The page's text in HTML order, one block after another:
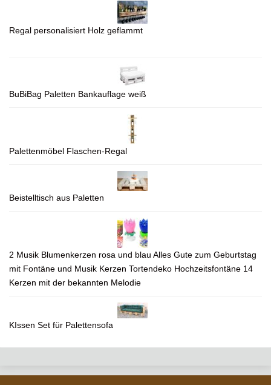
Regal personalisiert Holz geflammt
BuBiBag Paletten Bankauflage weiß
Palettenmöbel Flaschen-Regal
Beistelltisch aus Paletten
2 Musik Blumenkerzen rosa und blau Alles Gute zum Geburtstag
mit Fontäne und Musik Kerzen Tortendeko Hochzeitsfontäne 14
Kerzen mit der bekannten Melodie
KIssen Set für Palettensofa